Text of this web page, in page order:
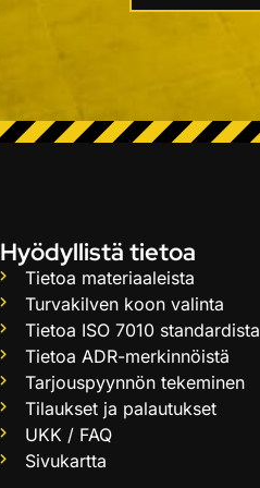
Hyödyllistä tietoa
Tietoa materiaaleista
Turvakilven koon valinta
Tietoa ISO 7010 standardista
Tietoa ADR-merkinnöistä
Tarjouspyynnön tekeminen
Tilaukset ja palautukset
UKK / FAQ
Sivukartta